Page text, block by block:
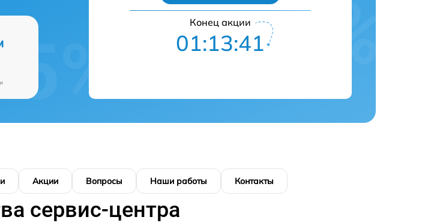
Конец акции
01:13:40
Акции Вопросы Наши работы Контакты
сервис-центра